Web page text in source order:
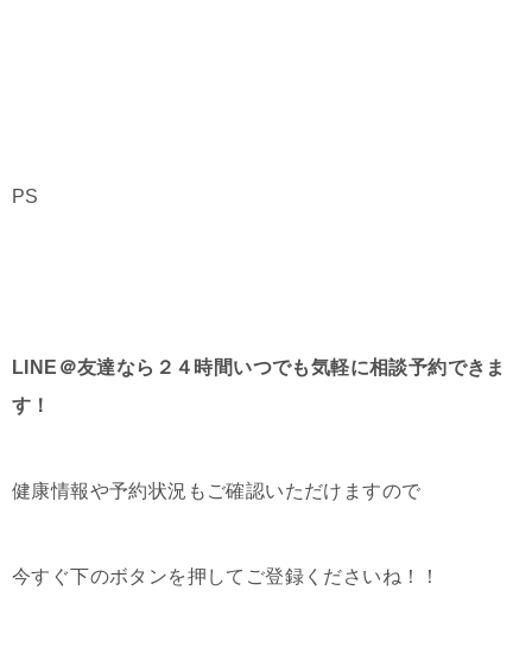
PS
LINE＠友達なら２４時間いつでも気軽に相談予約できま
す！
健康情報や予約状況もご確認いただけますので
今すぐ下のボタンを押してご登録くださいね！！